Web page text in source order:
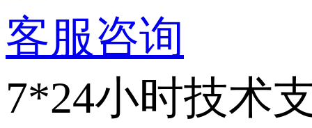
客服咨询
7*24小时技术